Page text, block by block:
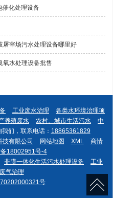
催化处理设备
屠宰场污水处理设备哪里好
氧水处理设备批售
工业废水治理
各类水环境治理项
养殖废水 农村、城市生活污水
中
们，联系电话： 18865361829
技有限公司 网站地图 XML
商情
18002951号-4
非膜一体化生活污水处理设备
工业
废气治理
号